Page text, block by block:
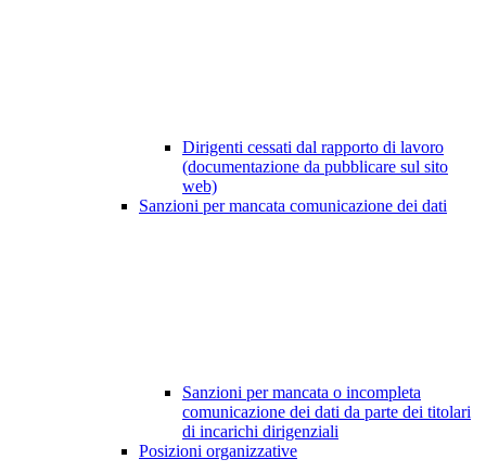
Dirigenti cessati dal rapporto di lavoro
(documentazione da pubblicare sul sito
web)
Sanzioni per mancata comunicazione dei dati
Sanzioni per mancata o incompleta
comunicazione dei dati da parte dei titolari
di incarichi dirigenziali
Posizioni organizzative